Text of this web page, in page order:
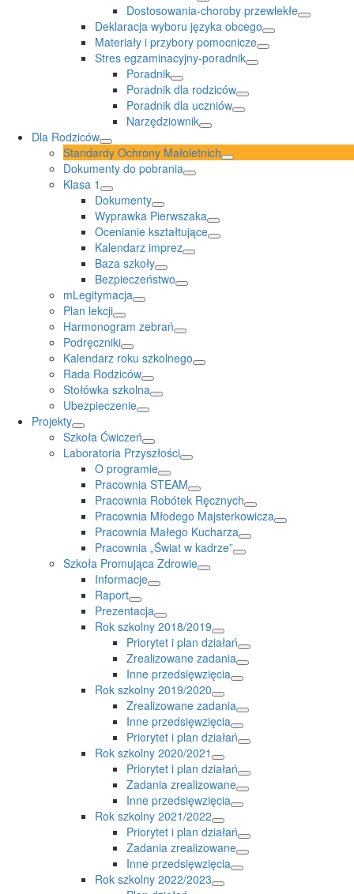
Dostosowania-choroby przewlekłe
Deklaracja wyboru języka obcego
Materiały i przybory pomocnicze
Stres egzaminacyjny-poradnik
Poradnik
Poradnik dla rodziców
Poradnik dla uczniów
Narzędziownik
Dla Rodziców
Standardy Ochrony Małoletnich
Dokumenty do pobrania
Klasa 1
Dokumenty
Wyprawka Pierwszaka
Ocenianie kształtujące
Kalendarz imprez
Baza szkoły
Bezpieczeństwo
mLegitymacja
Plan lekcji
Harmonogram zebrań
Podręczniki
Kalendarz roku szkolnego
Rada Rodziców
Stołówka szkolna
Ubezpieczenie
Projekty
Szkoła Ćwiczeń
Laboratoria Przyszłości
O programie
Pracownia STEAM
Pracownia Robótek Ręcznych
Pracownia Młodego Majsterkowicza
Pracownia Małego Kucharza
Pracownia „Świat w kadrze”
Szkoła Promująca Zdrowie
Informacje
Raport
Prezentacja
Rok szkolny 2018/2019
Priorytet i plan działań
Zrealizowane zadania
Inne przedsięwzięcia
Rok szkolny 2019/2020
Zrealizowane zadania
Inne przedsięwzięcia
Priorytet i plan działań
Rok szkolny 2020/2021
Priorytet i plan działań
Zadania zrealizowane
Inne przedsięwzięcia
Rok szkolny 2021/2022
Priorytet i plan działań
Zadania zrealizowane
Inne przedsięwzięcia
Rok szkolny 2022/2023